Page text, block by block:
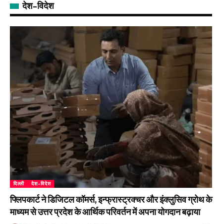
देश-विदेश
दिल्ली देश-विदेश
फ्लिपकार्ट ने डिजिटल कॉमर्स, इन्फ्रास्ट्रक्चर और इंक्लुसिव ग्रोथ के
माध्यम से उत्तर प्रदेश के आर्थिक परिवर्तन में अपना योगदान बढ़ाया